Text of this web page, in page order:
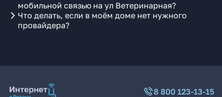
мобильной связью на ул Ветеринарная?
Что делать, если в моём доме нет нужного
провайдера?
8 800 123-13-15